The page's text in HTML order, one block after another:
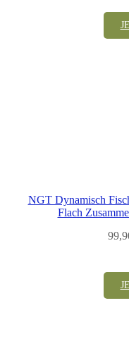
NGT Dynamisch
Flach